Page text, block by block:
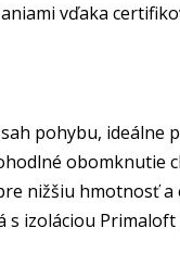
vďaka
pohybu, ideálne
obomknutie
nižšiu hmotnosť a
s izoláciou